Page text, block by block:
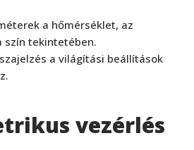
a hőmérséklet, az
szín tekintetében.
a világítási beállítások
vezérlés